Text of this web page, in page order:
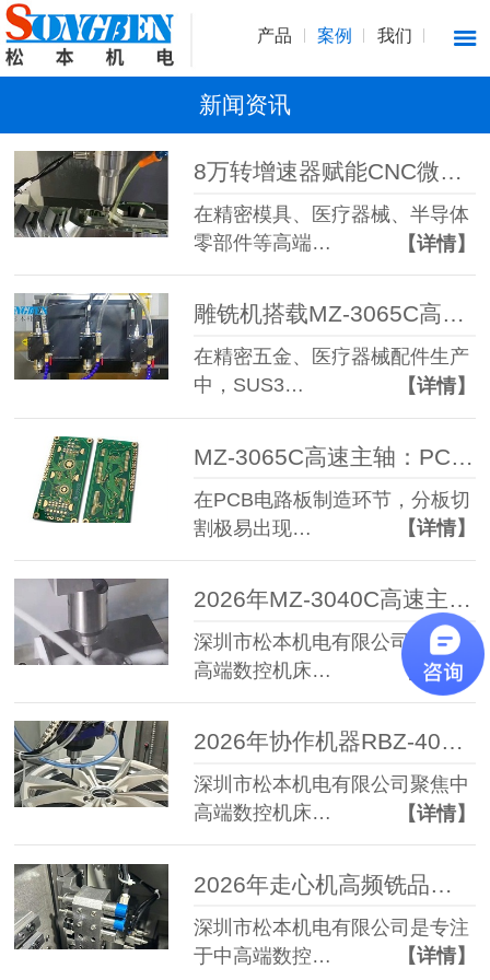
产品 案例 我们
新闻资讯
8万转增速器赋能CNC微米级高精度研磨抛光加工
在精密模具、医疗器械、半导体
零部件等高端…
【详情】
雕铣机搭载MZ-3065C高速主轴加工0.2mm不锈钢微孔，破解断刀难题
在精密五金、医疗器械配件生产
中，SUS3…
【详情】
MZ-3065C高速主轴：PCB分板切割精密加工高性价比利器
在PCB电路板制造环节，分板切
割极易出现…
【详情】
2026年MZ-3040C高速主轴选择参考：高精度高速主轴品牌选型指南
深圳市松本机电有限公司作为中
高端数控机床…
【详情】
2026年协作机器RBZ-40浮动主轴推荐,柔性去毛刺浮动主轴选择指南
深圳市松本机电有限公司聚焦中
高端数控机床…
【详情】
2026年走心机高频铣品牌对比推荐：代表性品牌与选择指南
深圳市松本机电有限公司是专注
于中高端数控…
【详情】